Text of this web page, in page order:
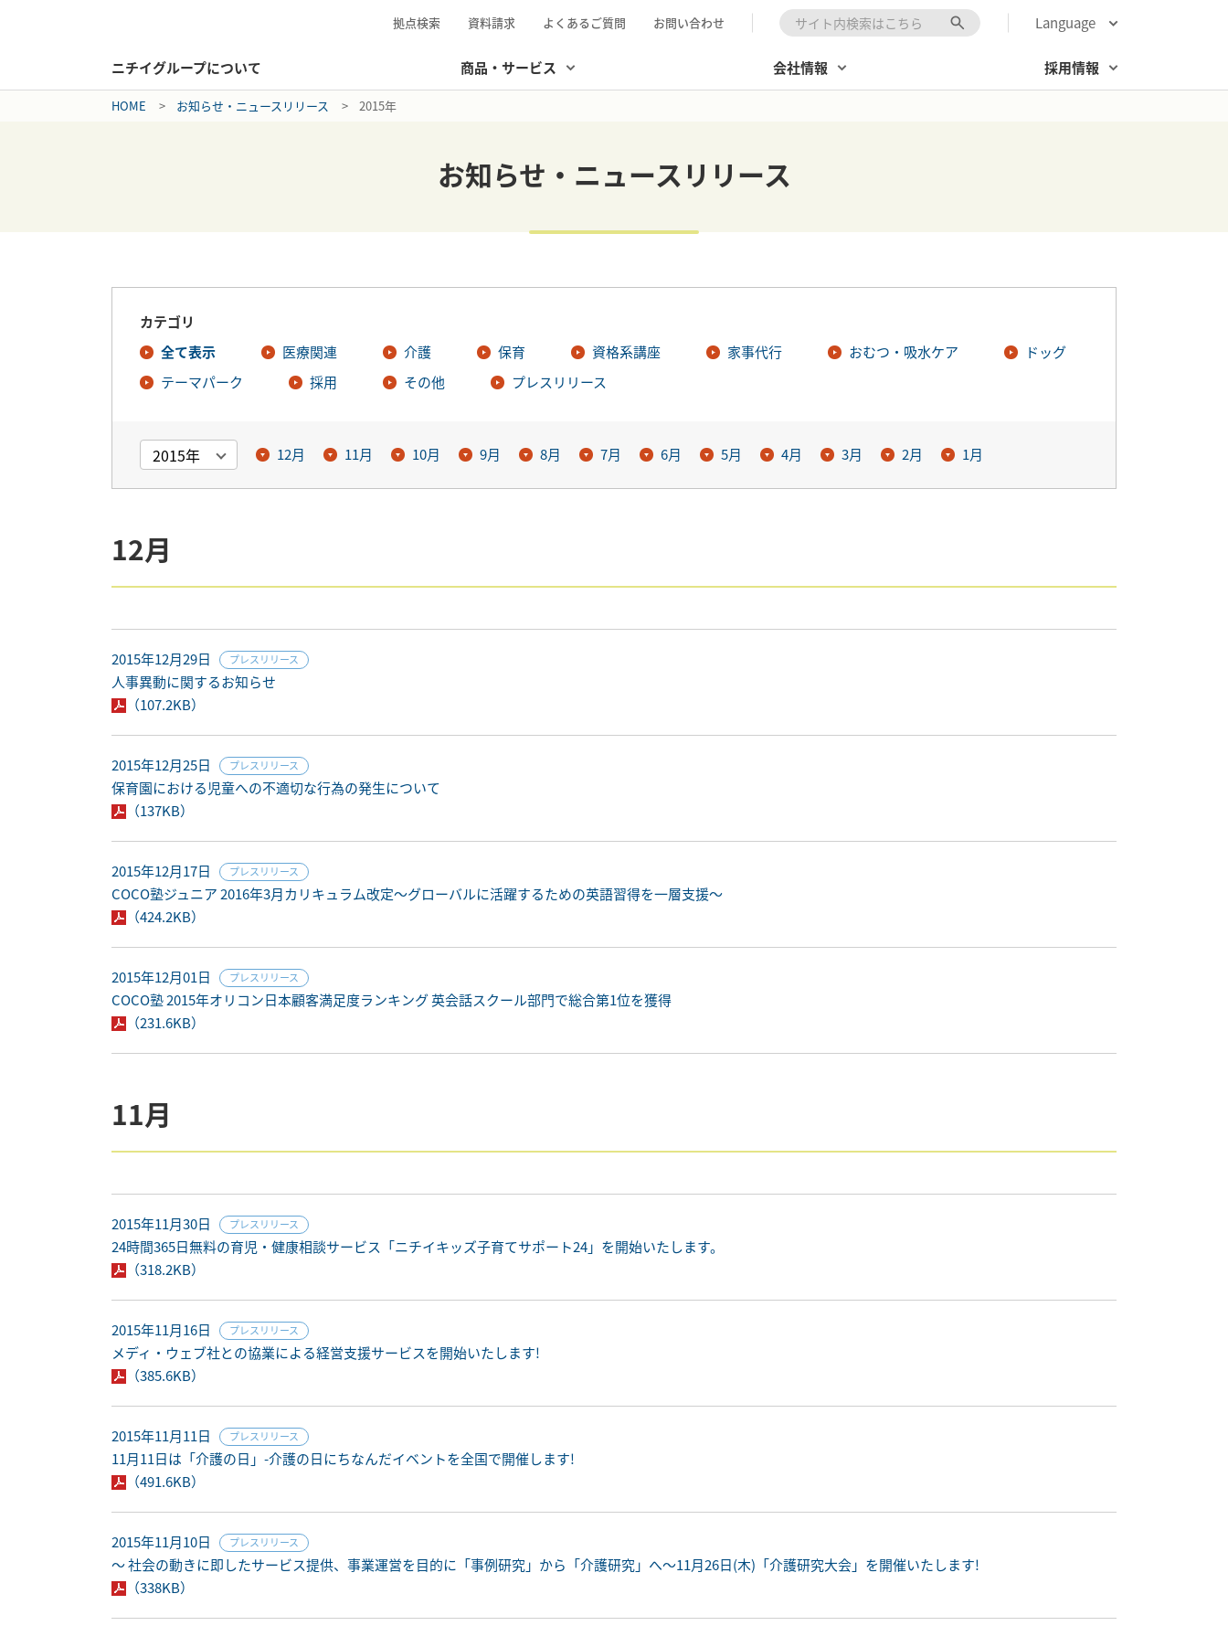
ニチイグループについて 商品・サービス 会社情報 採用情報
拠点検索 資料請求 よくあるご質問 お問い合わせ 検索キーワード入力 Language
HOME お知らせ・ニュースリリース 2015年
お知らせ・ニュースリリース
カテゴリ
全て表示
医療関連 介護 保育 資格系講座 家事代行 おむつ・吸水ケア
ドッグ
テーマパーク
採用 その他 プレスリリース
12月 11月 10月 9月 8月 7月 6月 5月 4月 3月 2月 1月
12月
2015年12月29日 プレスリリース
人事異動に関するお知らせ
（107.2KB）
2015年12月25日 プレスリリース
保育園における児童への不適切な行為の発生について
（137KB）
2015年12月17日 プレスリリース
COCO塾ジュニア 2016年3月カリキュラム改定～グローバルに活躍するための英語習得を一層支援～
（424.2KB）
2015年12月01日 プレスリリース
COCO塾 2015年オリコン日本顧客満足度ランキング 英会話スクール部門で総合第1位を獲得
（231.6KB）
11月
2015年11月30日 プレスリリース
24時間365日無料の育児・健康相談サービス「ニチイキッズ子育てサポート24」を開始いたします。
（318.2KB）
2015年11月16日 プレスリリース
メディ・ウェブ社との協業による経営支援サービスを開始いたします!
（385.6KB）
2015年11月11日 プレスリリース
11月11日は「介護の日」-介護の日にちなんだイベントを全国で開催します!
（491.6KB）
2015年11月10日 プレスリリース
～ 社会の動きに即したサービス提供、事業運営を目的に「事例研究」から「介護研究」へ～11月26日(木)「介護研究大会」を開催いたします!
（338KB）